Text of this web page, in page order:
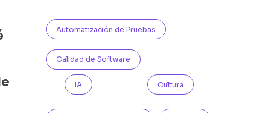
Automatización de Pruebas
Calidad de Software
IA Cultura